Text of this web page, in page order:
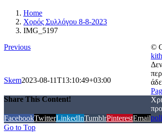
Home
Χορός Συλλόγου 8-8-2023
IMG_5197
Previous
Skem2023-08-11T13:10:49+03:00
Share This Content!
FacebookTwitterLinkedInTumblrPinterestEmail
©
Go to Top